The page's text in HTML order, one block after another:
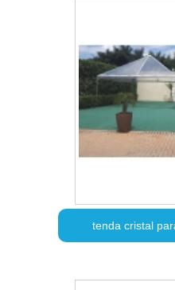
tenda cristal